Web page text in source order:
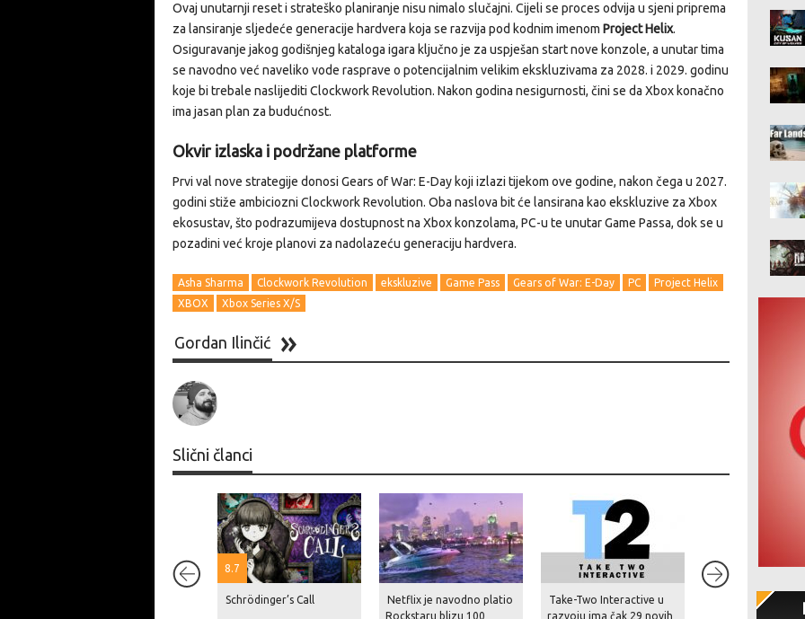
Ovaj unutarnji reset i strateško planiranje nisu nimalo slučajni. Cijeli se proces odvija u sjeni priprema
za lansiranje sljedeće generacije hardvera koja se razvija pod kodnim imenom Project Helix.
Osiguravanje jakog godišnjeg kataloga igara ključno je za uspješan start nove konzole, a unutar tima
se navodno već naveliko vode rasprave o potencijalnim velikim ekskluzivama za 2028. i 2029. godinu
koje bi trebale naslijediti Clockwork Revolution. Nakon godina nesigurnosti, čini se da Xbox konačno
ima jasan plan za budućnost.
Okvir izlaska i podržane platforme
Prvi val nove strategije donosi Gears of War: E-Day koji izlazi tijekom ove godine, nakon čega u 2027.
godini stiže ambiciozni Clockwork Revolution. Oba naslova bit će lansirana kao ekskluzive za Xbox
ekosustav, što podrazumijeva dostupnost na Xbox konzolama, PC-u te unutar Game Passa, dok se u
pozadini već kroje planovi za nadolazeću generaciju hardvera.
Asha Sharma Clockwork Revolution ekskluzive Game Pass Gears of War: E-Day PC
Project Helix
XBOX
Xbox Series X/S
Gordan Ilinčić
Slični članci
8.7
Schrödinger’s Call
Netflix je navodno platio
Rockstaru blizu 100
Take-Two Interactive u
razvoju ima čak 29 novih
8.5
Kusan: City of